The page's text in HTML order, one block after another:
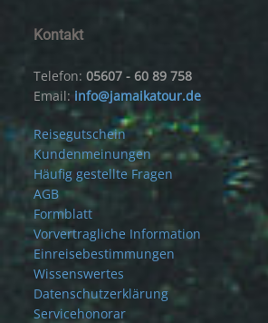
Kontakt
Telefon:05607 - 60 89 758
Email: info@jamaikatour.de
Reisegutschein
Kundenmeinungen
Häufig gestellte Fragen
AGB
Formblatt
Vorvertragliche Information
Einreisebestimmungen
Wissenswertes
Datenschutzerklärung
Servicehonorar